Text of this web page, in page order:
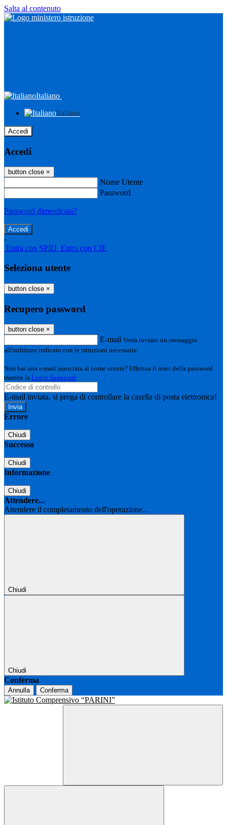
Salta al contenuto
Italiano
Italiano
Accedi
Accedi
button close ×
Nome Utente
Password
Password dimenticata?
-
Entra con SPID Entra con CIE
Seleziona utente
button close ×
Recupero password
button close ×
E-mail Verrà inviato un messaggio
all'indirizzo indicato con le istruzioni necessarie.
Non hai una e-mail associata al nome utente? Effettua il reset della password
tramite la Login Spaggiari
E-mail inviata, si prega di controllare la casella di posta elettronica!
Errore
Chiudi
Successo
Chiudi
Informazione
Chiudi
Attendere...
Attendere il completamento dell'operazione...
Chiudi
Chiudi
Conferma
Annulla Conferma